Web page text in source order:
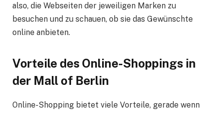
also, die Webseiten der jeweiligen Marken zu
besuchen und zu schauen, ob sie das Gewünschte
online anbieten.
Vorteile des Online-Shoppings in
der Mall of Berlin
Online-Shopping bietet viele Vorteile, gerade wenn